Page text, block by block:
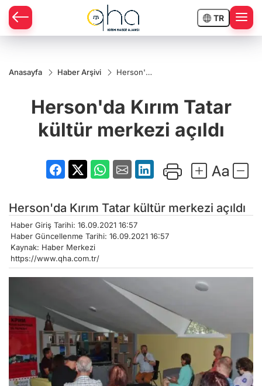
TR
Anasayfa Haber Arşivi
Herson'da
merkezi
açıldı
Herson'da Kırım Tatar
kültür merkezi açıldı
Herson'da Kırım Tatar kültür merkezi açıldı
Haber Giriş Tarihi: 16.09.2021 16:57
Haber Güncellenme Tarihi: 16.09.2021 16:57
Kaynak: Haber Merkezi
https://www.qha.com.tr/